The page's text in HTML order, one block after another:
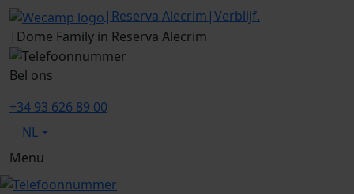
| Reserva Alecrim |Verblijf.
| Dome Family in Reserva Alecrim
Bel ons
+34 93 626 89 00
NL
Menu